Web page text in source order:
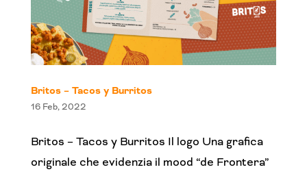
Britos – Tacos y Burritos
16 Feb, 2022
Britos – Tacos y Burritos Il logo Una grafica
originale che evidenzia il mood “de Frontera”